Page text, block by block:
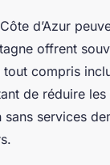
d’Azur
offrent
compris
de réduire
services